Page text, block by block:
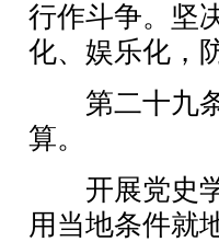
行作斗争。坚
化、娱乐化，
第二十九条
算。
开展党史学
用当地条件就